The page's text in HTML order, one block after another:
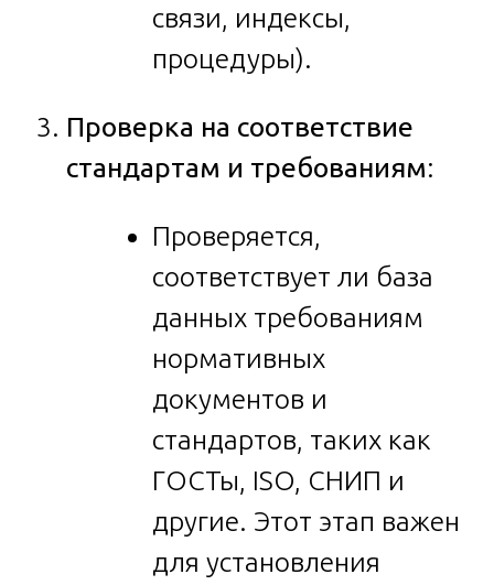
связи, индексы,
процедуры).
Проверка на соответствие
стандартам и требованиям:
Проверяется,
соответствует ли база
данных требованиям
нормативных
документов и
стандартов, таких как
ГОСТы, ISO, СНИП и
другие. Этот этап важен
для установления